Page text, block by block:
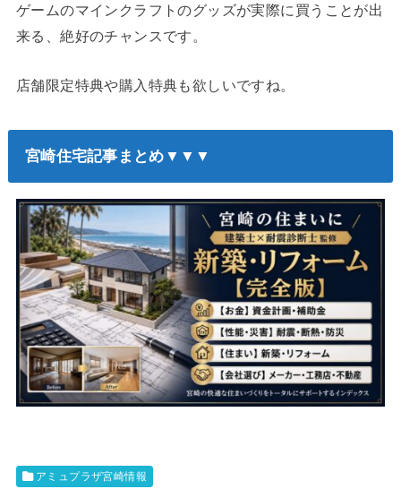
ゲームのマインクラフトのグッズが実際に買うことが出
来る、絶好のチャンスです。
店舗限定特典や購入特典も欲しいですね。
宮崎住宅記事まとめ▼▼▼
アミュプラザ宮崎情報